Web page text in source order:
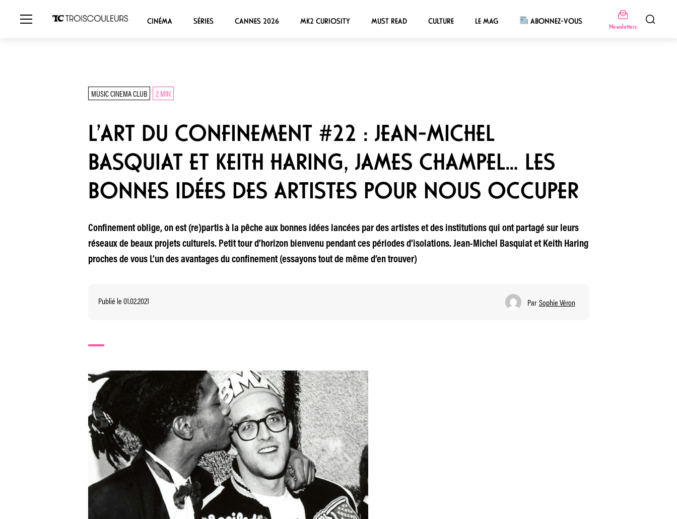
CINÉMA SÉRIES CANNES 2026 MK2 CURIOSITY MUST READ CULTURE LE MAG ABONNEZ-VOUS
Newsletters
MUSIC CINEMA CLUB 2 MIN
L’ART DU CONFINEMENT #22 : JEAN-MICHEL
BASQUIAT ET KEITH HARING, JAMES CHAMPEL… LES
BONNES IDÉES DES ARTISTES POUR NOUS OCCUPER
Confinement oblige, on est (re)partis à la pêche aux bonnes idées lancées par des artistes et des institutions qui ont partagé sur leurs
réseaux de beaux projets culturels. Petit tour d’horizon bienvenu pendant ces périodes d’isolations. Jean-Michel Basquiat et Keith Haring
proches de vous L’un des avantages du confinement (essayons tout de même d’en trouver)
Publié le 01.02.2021 Par Sophie Véron